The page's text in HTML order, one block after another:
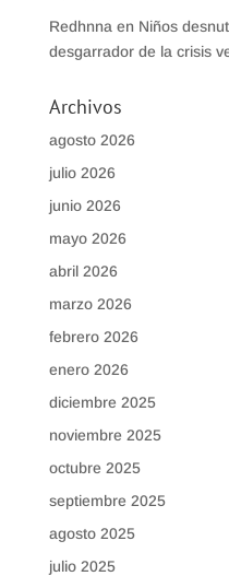
Redhnna en Niños
desgarrador de la crisis
Archivos
agosto 2026
julio 2026
junio 2026
mayo 2026
abril 2026
marzo 2026
febrero 2026
enero 2026
diciembre 2025
noviembre 2025
octubre 2025
septiembre 2025
agosto 2025
julio 2025